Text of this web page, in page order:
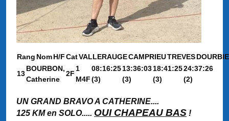
Rang NomH/FCatVALLERAUGECAMPRIEUTREVES
13
BOURBON,
Catherine
2F
1
M4F
08:16:25
(3)
13:36:03
(3)
18:41:25
(3)
24:37:26
(2)
UN GRAND BRAVO A CATHERINE....
125 KM en SOLO..... OUI CHAPEAU BAS !